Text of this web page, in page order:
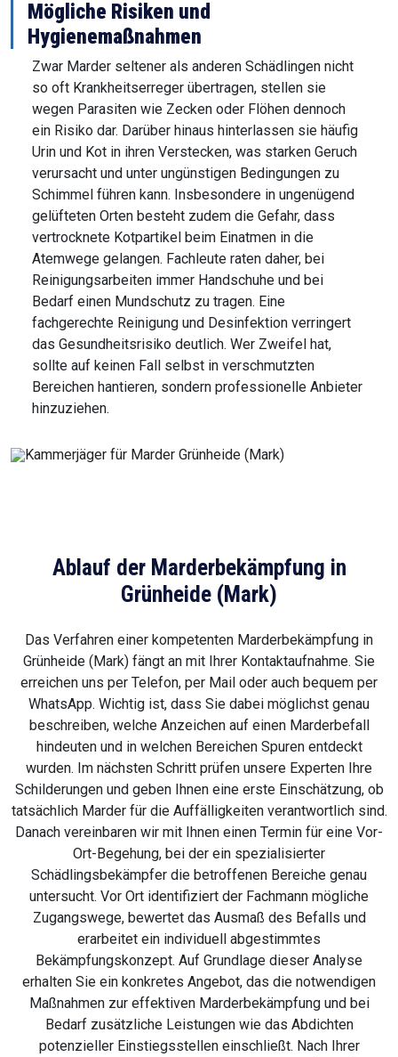
Mögliche Risiken und
Hygienemaßnahmen
Zwar Marder seltener als anderen Schädlingen nicht
so oft Krankheitserreger übertragen, stellen sie
wegen Parasiten wie Zecken oder Flöhen dennoch
ein Risiko dar. Darüber hinaus hinterlassen sie häufig
Urin und Kot in ihren Verstecken, was starken Geruch
verursacht und unter ungünstigen Bedingungen zu
Schimmel führen kann. Insbesondere in ungenügend
gelüfteten Orten besteht zudem die Gefahr, dass
vertrocknete Kotpartikel beim Einatmen in die
Atemwege gelangen. Fachleute raten daher, bei
Reinigungsarbeiten immer Handschuhe und bei
Bedarf einen Mundschutz zu tragen. Eine
fachgerechte Reinigung und Desinfektion verringert
das Gesundheitsrisiko deutlich. Wer Zweifel hat,
sollte auf keinen Fall selbst in verschmutzten
Bereichen hantieren, sondern professionelle Anbieter
hinzuziehen.
Ablauf der Marderbekämpfung in
Grünheide (Mark)
Das Verfahren einer kompetenten Marderbekämpfung in
Grünheide (Mark) fängt an mit Ihrer Kontaktaufnahme. Sie
erreichen uns per Telefon, per Mail oder auch bequem per
WhatsApp. Wichtig ist, dass Sie dabei möglichst genau
beschreiben, welche Anzeichen auf einen Marderbefall
hindeuten und in welchen Bereichen Spuren entdeckt
wurden. Im nächsten Schritt prüfen unsere Experten Ihre
Schilderungen und geben Ihnen eine erste Einschätzung, ob
tatsächlich Marder für die Auffälligkeiten verantwortlich sind.
Danach vereinbaren wir mit Ihnen einen Termin für eine Vor-
Ort-Begehung, bei der ein spezialisierter
Schädlingsbekämpfer die betroffenen Bereiche genau
untersucht. Vor Ort identifiziert der Fachmann mögliche
Zugangswege, bewertet das Ausmaß des Befalls und
erarbeitet ein individuell abgestimmtes
Bekämpfungskonzept. Auf Grundlage dieser Analyse
erhalten Sie ein konkretes Angebot, das die notwendigen
Maßnahmen zur effektiven Marderbekämpfung und bei
Bedarf zusätzliche Leistungen wie das Abdichten
potenzieller Einstiegsstellen einschließt. Nach Ihrer